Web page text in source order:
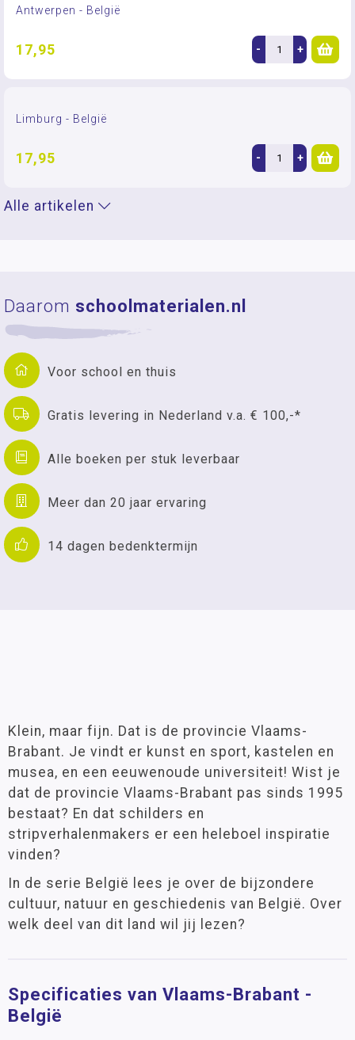
Antwerpen - België
17,95 - +
Limburg - België
17,95 - +
Alle artikelen
Daarom schoolmaterialen.nl
Voor school en thuis
Gratis levering in Nederland v.a. € 100,-*
Alle boeken per stuk leverbaar
Meer dan 20 jaar ervaring
14 dagen bedenktermijn
Klein, maar fijn. Dat is de provincie Vlaams-
Brabant. Je vindt er kunst en sport, kastelen en
musea, en een eeuwenoude universiteit! Wist je
dat de provincie Vlaams-Brabant pas sinds 1995
bestaat? En dat schilders en
stripverhalenmakers er een heleboel inspiratie
vinden?
In de serie België lees je over de bijzondere
cultuur, natuur en geschiedenis van België. Over
welk deel van dit land wil jij lezen?
Specificaties van Vlaams-Brabant -
België